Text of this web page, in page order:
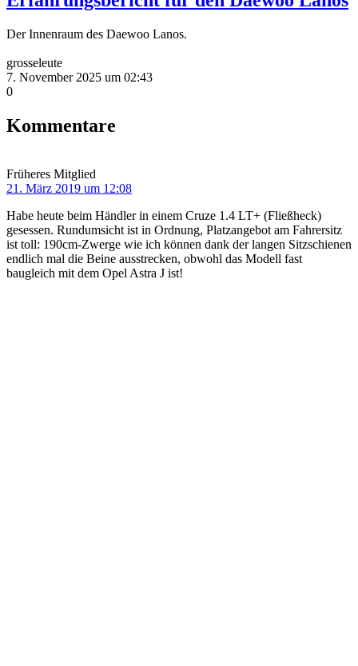
Der Innenraum des Daewoo Lanos.
grosseleute
7. November 2025 um 02:43
0
Kommentare
Früheres Mitglied
21. März 2019 um 12:08
Habe heute beim Händler in einem Cruze 1.4 LT+ (Fließheck)
gesessen. Rundumsicht ist in Ordnung, Platzangebot am Fahrersitz
ist toll: 190cm-Zwerge wie ich können dank der langen Sitzschienen
endlich mal die Beine ausstrecken, obwohl das Modell fast
baugleich mit dem Opel Astra J ist!